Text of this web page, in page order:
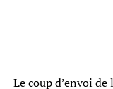
Le coup d’envoi